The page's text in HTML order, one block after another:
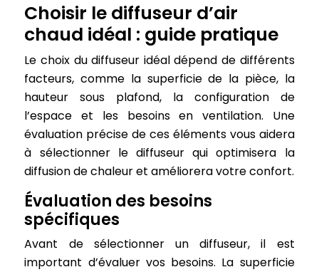
Choisir le diffuseur d’air
chaud idéal : guide pratique
Le choix du diffuseur idéal dépend de différents
facteurs, comme la superficie de la pièce, la
hauteur sous plafond, la configuration de
l’espace et les besoins en ventilation. Une
évaluation précise de ces éléments vous aidera
à sélectionner le diffuseur qui optimisera la
diffusion de chaleur et améliorera votre confort.
Évaluation des besoins
spécifiques
Avant de sélectionner un diffuseur, il est
important d’évaluer vos besoins. La superficie